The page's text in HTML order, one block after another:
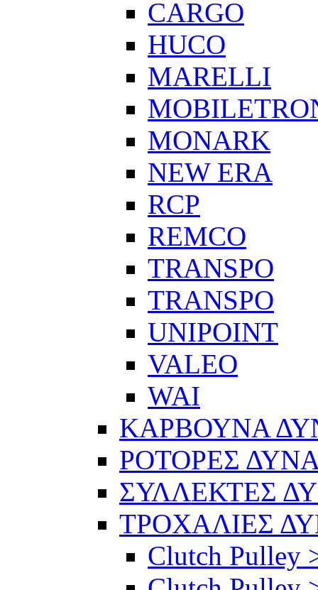
CARGO
HUCO
MARELLI
MONARK
NEW ERA
RCP
REMCO
TRANSPO
TRANSPO
UNIPOINT
VALEO
WAI
ΚΑΡΒΟΥΝΑ
ΡΟΤΟΡΕΣ
ΣΥΛΛΕΚΤΕΣ
ΤΡΟΧΑΛΙΕΣ
Clutch Pulley